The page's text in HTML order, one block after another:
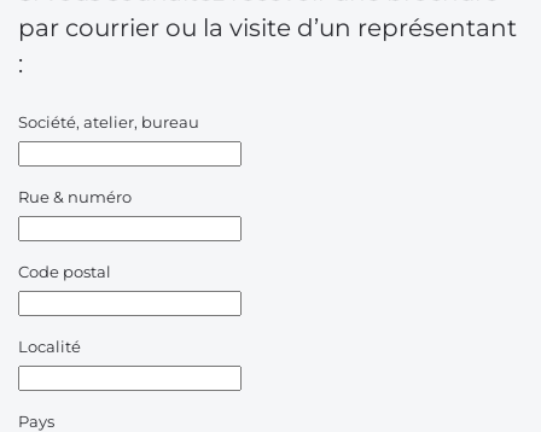
par courrier ou la visite d’un représentant
:
Société, atelier, bureau
Rue & numéro
Code postal
Localité
Pays